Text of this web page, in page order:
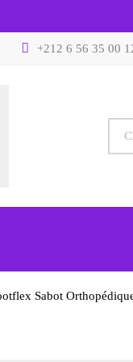
+212 6 56 35 00
Sabot